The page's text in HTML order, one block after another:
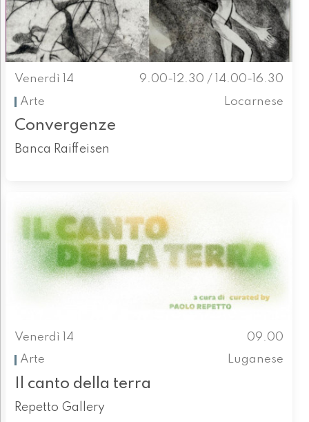
Venerdì 14
9.00-12.30 / 14.00-16.30
Arte
Locarnese
Convergenze
Banca Raiffeisen
Venerdì 14
09.00
Arte
Luganese
Il canto della terra
Repetto Gallery